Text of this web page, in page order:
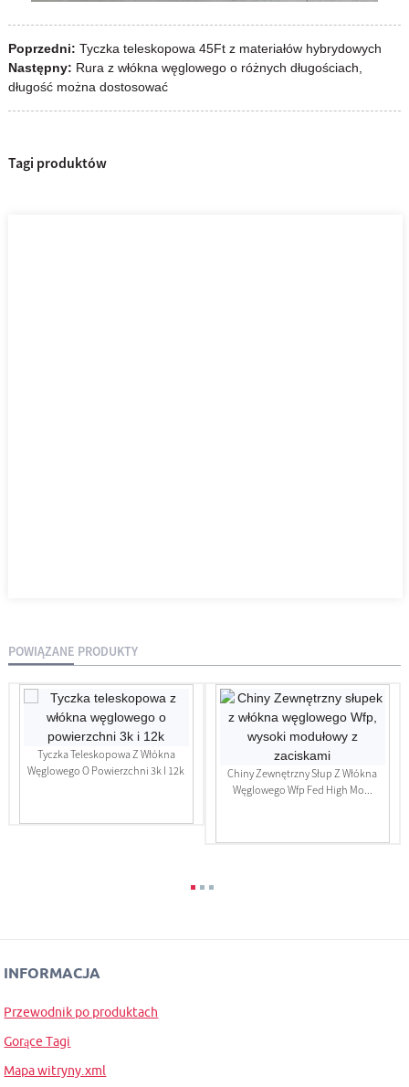
Poprzedni: Tyczka teleskopowa 45Ft z materiałów hybrydowych
Następny: Rura z włókna węglowego o różnych długościach,
długość można dostosować
Tagi produktów
POWIĄZANE PRODUKTY
Tyczka Teleskopowa Z Włókna
Węglowego O Powierzchni 3k I 12k
Chiny Zewnętrzny Słup Z Włókna
Węglowego Wfp Fed High Mo...
INFORMACJA
Przewodnik po produktach
Gorące Tagi
Mapa witryny.xml